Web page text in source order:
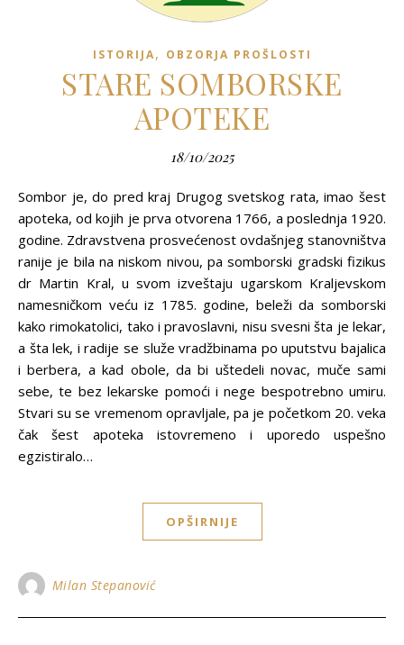
ISTORIJA, OBZORJA PROŠLOSTI
STARE SOMBORSKE
APOTEKE
18/10/2025
Sombor je, do pred kraj Drugog svetskog rata, imao šest
apoteka, od kojih je prva otvorena 1766, a poslednja 1920.
godine. Zdravstvena prosvećenost ovdašnjeg stanovništva
ranije je bila na niskom nivou, pa somborski gradski fizikus
dr Martin Kral, u svom izveštaju ugarskom Kraljevskom
namesničkom veću iz 1785. godine, beleži da somborski
kako rimokatolici, tako i pravoslavni, nisu svesni šta je lekar,
a šta lek, i radije se služe vradžbinama po uputstvu bajalica
i berbera, a kad obole, da bi uštedeli novac, muče sami
sebe, te bez lekarske pomoći i nege bespotrebno umiru.
Stvari su se vremenom opravljale, pa je početkom 20. veka
čak šest apoteka istovremeno i uporedo uspešno
egzistiralo…
OPŠIRNIJE
Milan Stepanović